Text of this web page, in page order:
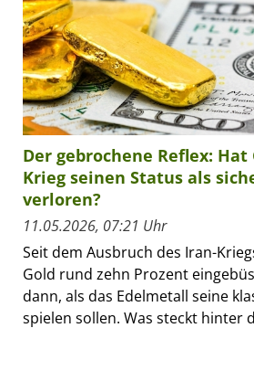
Der gebrochene Reflex:
Krieg seinen Status als
verloren?
11.05.2026, 07:21 Uhr
Seit dem Ausbruch des Iran-
Gold rund zehn Prozent
dann, als das Edelmetall seine
spielen sollen. Was steckt hinter